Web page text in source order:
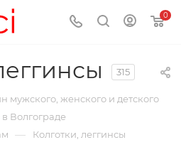
0
315
мужского, женского и детского
Волгограде
— Колготки, леггинсы